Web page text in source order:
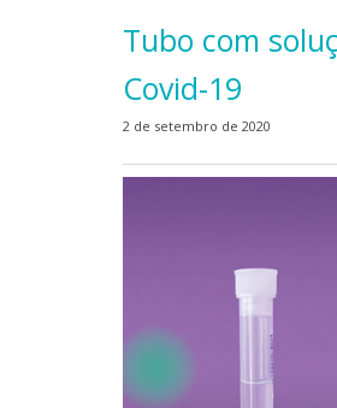
Tubo com
Covid-19
2 de setembro de 2020